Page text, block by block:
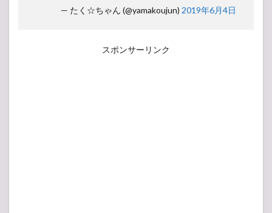
— たく☆ちゃん (@yamakoujun) 2019年6月4日
スポンサーリンク